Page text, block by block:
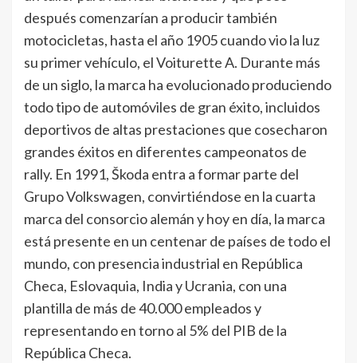
después comenzarían a producir también
motocicletas, hasta el año 1905 cuando vio la luz
su primer vehículo, el Voiturette A. Durante más
de un siglo, la marca ha evolucionado produciendo
todo tipo de automóviles de gran éxito, incluidos
deportivos de altas prestaciones que cosecharon
grandes éxitos en diferentes campeonatos de
rally. En 1991, Škoda entra a formar parte del
Grupo Volkswagen, convirtiéndose en la cuarta
marca del consorcio alemán y hoy en día, la marca
está presente en un centenar de países de todo el
mundo, con presencia industrial en República
Checa, Eslovaquia, India y Ucrania, con una
plantilla de más de 40.000 empleados y
representando en torno al 5% del PIB de la
República Checa.